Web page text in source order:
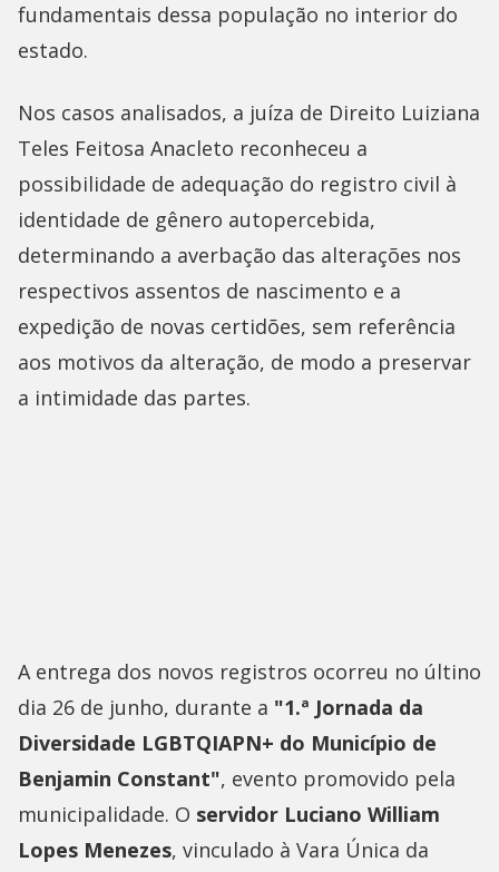
fundamentais dessa população no interior do
estado.
Nos casos analisados, a juíza de Direito Luiziana
Teles Feitosa Anacleto reconheceu a
possibilidade de adequação do registro civil à
identidade de gênero autopercebida,
determinando a averbação das alterações nos
respectivos assentos de nascimento e a
expedição de novas certidões, sem referência
aos motivos da alteração, de modo a preservar
a intimidade das partes.
A entrega dos novos registros ocorreu no últino
dia 26 de junho, durante a "1.ª Jornada da
Diversidade LGBTQIAPN+ do Município de
Benjamin Constant", evento promovido pela
municipalidade. O servidor Luciano William
Lopes Menezes, vinculado à Vara Única da